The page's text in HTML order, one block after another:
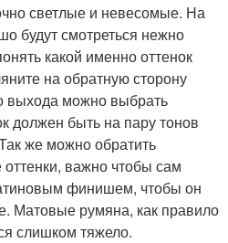
светлые и невесомые. На
будут смотреться нежно
какой именно оттенок
на обратную сторону
выхода можно выбрать
должен быть на пару тонов
же можно обратить
важно чтобы сам
финишем, чтобы он
Матовые румяна, как правило
слишком тяжело.